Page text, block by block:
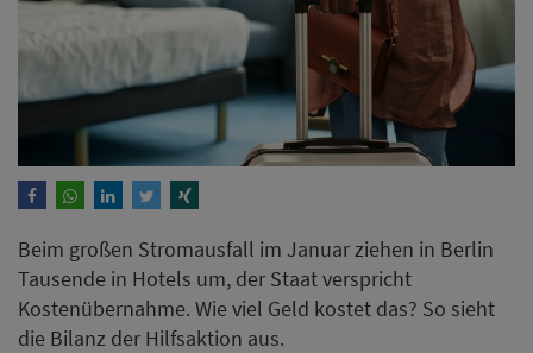
Beim großen Stromausfall im Januar ziehen in Berlin
Tausende in Hotels um, der Staat verspricht
Kostenübernahme. Wie viel Geld kostet das? So sieht
die Bilanz der Hilfsaktion aus.